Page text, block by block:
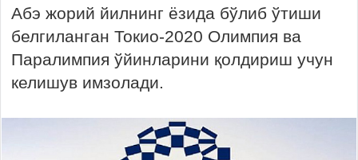
Абэ жорий йилнинг ёзида бўлиб ўтиши
белгиланган Токио-2020 Олимпия ва
Паралимпия ўйинларини қолдириш учун
келишув имзолади.